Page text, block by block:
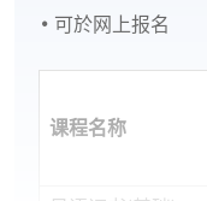
可於网上报名
课程名称